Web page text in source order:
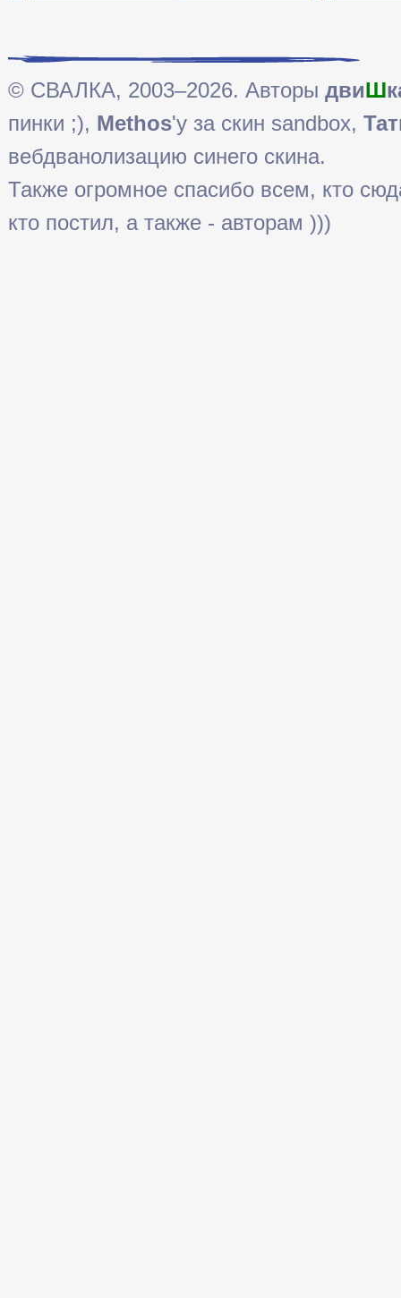
© СВАЛКА, 2003–2026. Авторы двиШ
пинки ;), Methos'у за скин sandbox,
вебдванолизацию синего скина.
Также огромное спасибо всем, кто
кто постил, а также - авторам )))